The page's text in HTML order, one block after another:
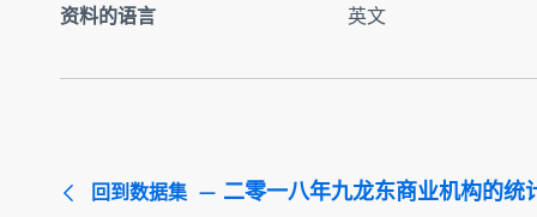
资料的语言
英文
回到数据集 二零一八年九龙东商业机构的统